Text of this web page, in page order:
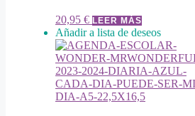
20,95 € LEER MÁS
Añadir a lista de deseos